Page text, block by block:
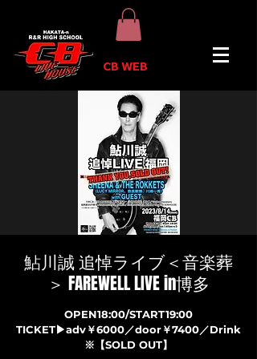
CB WEB
鮎川誠 追悼ライブ＜音楽葬
＞ FAREWELL LIVE in博多
OPEN18:00/START19:00
TICKET▶adv￥6000／door￥7400／Drink
※【SOLD OUT】